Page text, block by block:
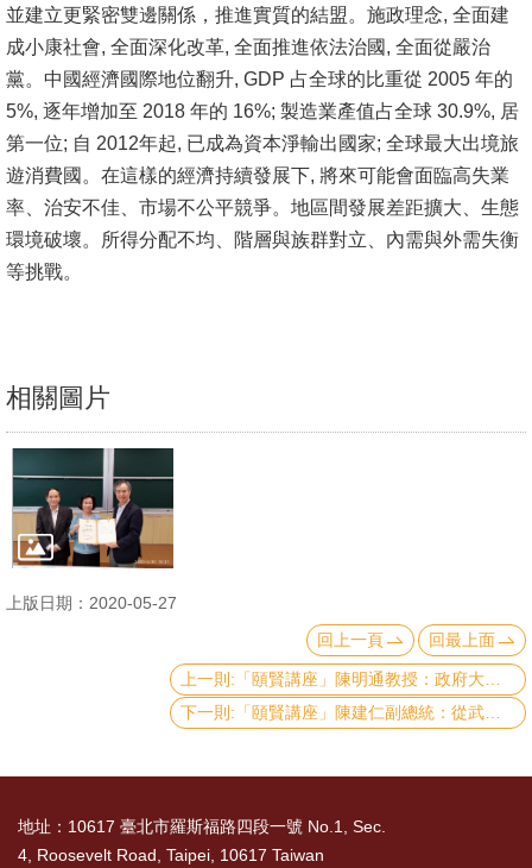
際
化
高
教
深
耕
辦
件
輔
&
學
輔
與
並建立更緊密雙邊關係，推進實質的結盟。施政理念, 全面建
成小康社會, 全面深化改革, 全面推進依法治國, 全面從嚴治
黨。中國經濟國際地位翻升, GDP 占全球的比重從 2005 年的
5%, 逐年增加至 2018 年的 16%; 製造業產值占全球 30.9%, 居
第一位; 自 2012年起, 已成為資本淨輸出國家; 全球最大出境旅
遊消費國。在這樣的經濟持續發展下, 將來可能會面臨高失業
率、治安不佳、市場不公平競爭。地區間發展差距擴大、生態
環境破壞。所得分配不均、階層與族群對立、內需與外需失衡
等挑戰。
相關圖片
上版日期：2020-05-27
回上一頁
回最上面
上一則:「頤賢講座」陳明通教授：政府大陸政策與兩岸關係-2020.05.07
下一則:「頤賢講座」陳建仁副總統：從武漢肺炎談臺灣防疫體系-2020.04.09
地址：10617 臺北市羅斯福路四段一號 No.1, Sec.
4, Roosevelt Road, Taipei, 10617 Taiwan